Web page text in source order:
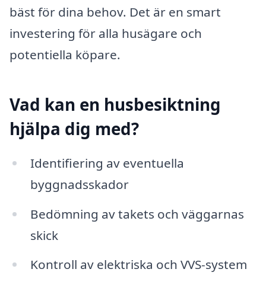
bäst för dina behov. Det är en smart
investering för alla husägare och
potentiella köpare.
Vad kan en husbesiktning
hjälpa dig med?
Identifiering av eventuella
byggnadsskador
Bedömning av takets och väggarnas
skick
Kontroll av elektriska och VVS-system